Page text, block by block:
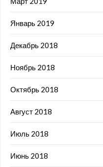
Январь 2019
Декабрь 2018
Ноябрь 2018
Октябрь 2018
Август 2018
Июль 2018
Июнь 2018